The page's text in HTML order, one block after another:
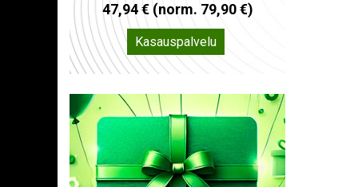
47,94€ (norm. 79,90€)
Kasauspalvelu